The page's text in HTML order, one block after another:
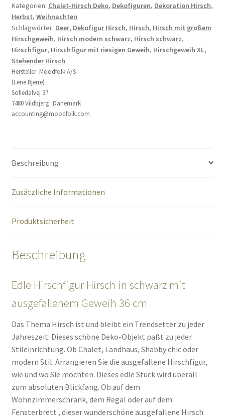
Hirschgeweih
36
cm
modern
Menge
Kategorien: Chalet-Hirsch Deko, Dekofiguren, Dekoration Hirsch,
Herbst, Weihnachten
Schlagwörter: Deer, Dekofigur Hirsch, Hirsch, Hirsch mit großem
Hirschgeweih, Hirsch modern schwarz, Hirsch schwarz,
Hirschfigur, Hirschfigur mit riesigen Geweih, Hirschgeweih XL,
Stehender Hirsch
Hersteller: Moodfolk A/S
(Lene Bjerre)
Sofiedalvej 37
7480 Vildbjerg Dänemark
accounting@moodfolk.com
Beschreibung
Zusätzliche Informationen
Produktsicherheit
Beschreibung
Edle Hirschfigur Hirsch in schwarz mit
ausgefallenem Geweih 36 cm
Das Thema Hirsch ist und bleibt ein Trendsetter zu jeder
Jahreszeit. Dieses schöne Deko-Objekt paßt zu jeder
Stileinrichtung. Ob Chalet, Landhaus, Shabby chic oder
modern Stil. Arrangieren Sie die ausgefallene Hirschfigur,
wie und wo Sie möchten. Dieses edle Stück wird überall
zum absoluten Blickfang. Ob auf dem
Wohnzimmerschrank, dem Regal oder auf dem
Fensterbrett , dieser wunderschöne ausgefallene Hirsch